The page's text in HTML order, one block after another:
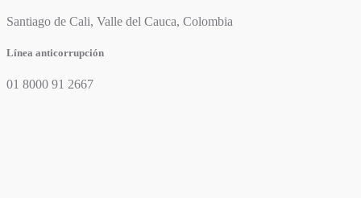
Santiago de Cali, Valle del Cauca, Colombia
Línea anticorrupción
01 8000 91 2667